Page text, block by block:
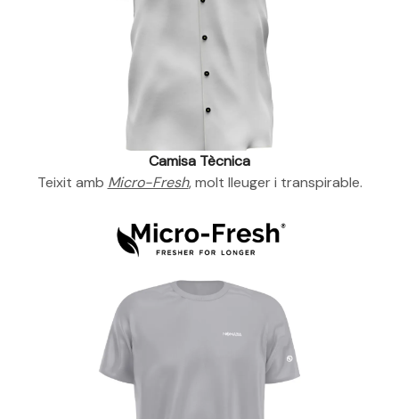
Camisa Tècnica
Teixit amb Micro-Fresh, molt lleuger i transpirable.